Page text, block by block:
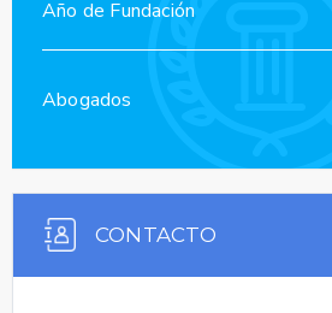
Año de Fundación
Abogados
CONTACTO